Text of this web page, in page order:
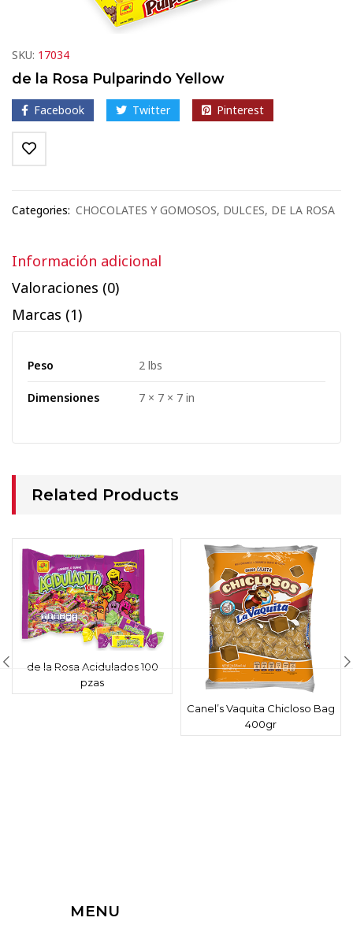
SKU: 17034
de la Rosa Pulparindo Yellow
Facebook Twitter Pinterest
Categories: CHOCOLATES Y GOMOSOS, DULCES, DE LA ROSA
Información adicional
Valoraciones (0)
Marcas (1)
Peso 2 lbs
Dimensiones 7 × 7 × 7 in
Related Products
de la Rosa Acidulados 100
pzas
Canel’s Vaquita Chicloso Bag
400gr
MENU